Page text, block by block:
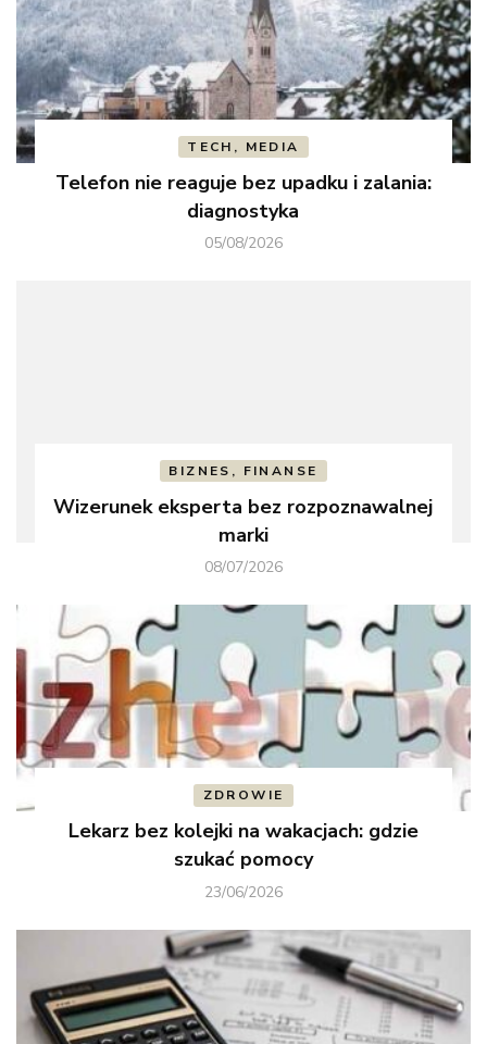
TECH, MEDIA
Telefon nie reaguje bez upadku i zalania:
diagnostyka
05/08/2026
BIZNES, FINANSE
Wizerunek eksperta bez rozpoznawalnej
marki
08/07/2026
ZDROWIE
Lekarz bez kolejki na wakacjach: gdzie
szukać pomocy
23/06/2026